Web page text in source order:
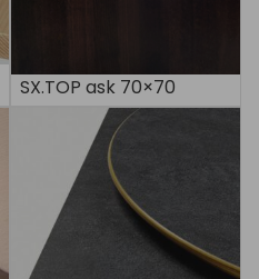
SX.TOP ask 70×70